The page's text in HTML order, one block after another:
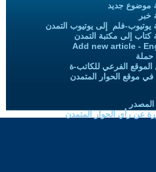
موضوع جديد
خبر
يوتيوب-فلم إلى يوتيوب التمدن
كتاب إلى مكتبة التمدن
Add new article -
الموقع الفرعي للكاتب-ة
في موقع الحوار المتمدن
عن رأي الحوار المتمدن